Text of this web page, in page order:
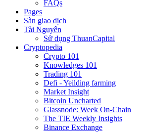
FAQs
Pages
Sàn giao dịch
Tài Nguyên
Sử dụng ThuanCapital
Cryptopedia
Crypto 101
Knowledges 101
Trading 101
Defi - Yeilding farming
Market Insight
Bitcoin Uncharted
Glassnode: Week On-Chain
The TIE Weekly Insights
Binance Exchange